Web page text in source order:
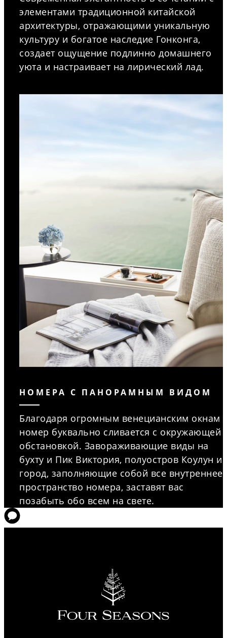
элементами традиционной китайской
архитектуры, отражающими уникальную
культуру и богатое наследие Гонконга,
создает ощущение подлинно домашнего
уюта и настраивает на лирический лад.
НОМЕРА С ПАНОРАМНЫМ ВИДОМ
Благодаря огромным венецианским окнам
номер буквально сливается с окружающей
обстановкой. Завораживающие виды на
бухту и Пик Виктория, полуостров Коулун и
город, заполняющие собой все внутреннее
пространство номера, заставят вас
позабыть обо всем на свете.